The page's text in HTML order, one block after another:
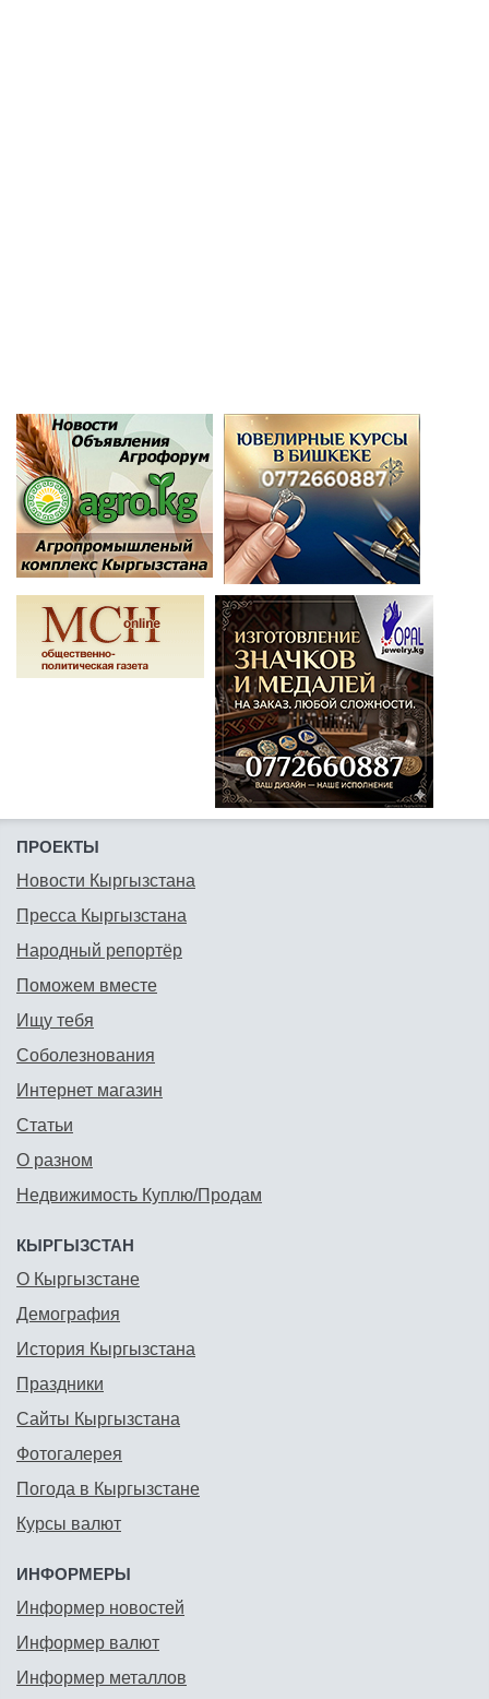
ПРОЕКТЫ
Новости Кыргызстана
Пресса Кыргызстана
Народный репортёр
Поможем вместе
Ищу тебя
Соболезнования
Интернет магазин
Статьи
О разном
Недвижимость Куплю/Продам
КЫРГЫЗСТАН
О Кыргызстане
Демография
История Кыргызстана
Праздники
Сайты Кыргызстана
Фотогалерея
Погода в Кыргызстане
Курсы валют
ИНФОРМЕРЫ
Информер новостей
Информер валют
Информер металлов